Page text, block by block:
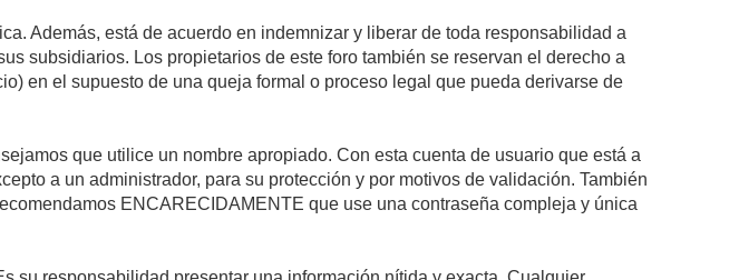
Además, está de acuerdo en indemnizar y liberar de toda responsabilidad a
subsidiarios. Los propietarios de este foro también se reservan el derecho a
en el supuesto de una queja formal o proceso legal que pueda derivarse de
que utilice un nombre apropiado. Con esta cuenta de usuario que está a
a un administrador, para su protección y por motivos de validación. También
ENCARECIDAMENTE que use una contraseña compleja y única